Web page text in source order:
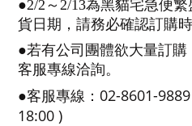
●2/2 ～ 2/13為黑貓宅急便
貨日期，請務必確認訂購時
●若有公司團體欲大量訂
客服專線洽詢。
●客服專線： 02-8601-
18:00 )